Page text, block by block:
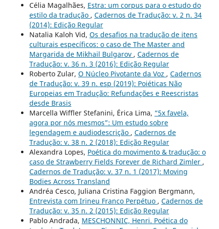
Célia Magalhães, Estra: um corpus para o estudo do
estilo da tradução , Cadernos de Tradução: v. 2 n. 34
(2014): Edição Regular
Natalia Kaloh Vid, Os desafios na tradução de itens
culturais específicos: o caso de The Master and
Margarida de Mikhail Bulgarov , Cadernos de
Tradução: v. 36 n. 3 (2016): Edição Regular
Roberto Zular, O Núcleo Pivotante da Voz , Cadernos
de Tradução: v. 39 n. esp (2019): Poiéticas Não
Europeias em Tradução: Refundações e Reescristas
desde Brasis
Marcella Wiffler Stefanini, Érica Lima, “5x favela,
agora por nós mesmos”: Um estudo sobre
legendagem e audiodescrição , Cadernos de
Tradução: v. 38 n. 2 (2018): Edição Regular
Alexandra Lopes, Poética do movimento & tradução: o
caso de Strawberry Fields Forever de Richard Zimler ,
Cadernos de Tradução: v. 37 n. 1 (2017): Moving
Bodies Across Transland
Andréa Cesco, Juliana Cristina Faggion Bergmann,
Entrevista com Irineu Franco Perpétuo , Cadernos de
Tradução: v. 35 n. 2 (2015): Edição Regular
Pablo Andrada, MESCHONNIC, Henri. Poética do